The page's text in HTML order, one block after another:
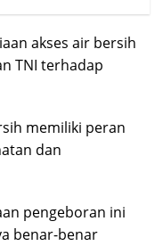
akses air bersih
TNI terhadap
memiliki peran
dan
pengeboran ini
benar-benar